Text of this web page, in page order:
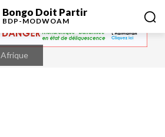
Bongo Doit Partir
BDP-MODWOAM
Afrique